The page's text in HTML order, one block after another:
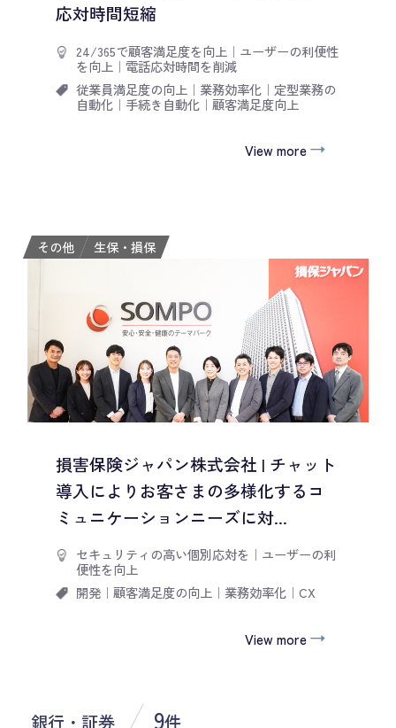
応対時間短縮
24/365で顧客満足度を向上 ｜ ユーザーの利便性
を向上 ｜ 電話応対時間を削減
従業員満足度の向上 ｜ 業務効率化｜ 定型業務の
自動化｜ 手続き自動化｜ 顧客満足度向上
View more
その他 生保・損保
損害保険ジャパン株式会社 | チャット
導入によりお客さまの多様化するコ
ミュニケーションニーズに対...
セキュリティの高い個別応対を ｜ ユーザーの利
便性を向上
開発｜ 顧客満足度の向上 ｜ 業務効率化｜ CX
View more
銀行・証券 9件